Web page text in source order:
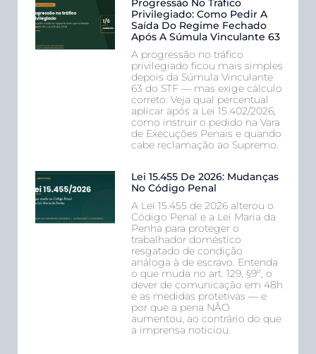
Privilegiado: Como Pedir A
Saída Do Regime Fechado
Após A Súmula Vinculante 63
A progressão no tráfico
privilegiado ficou mais simples
depois da Súmula Vinculante
63 do STF — mas exige cálculo
correto. Veja qual percentual
aplicar após a Lei 15.402/2026,
como instruir o pedido na Vara
de Execuções Penais e quando
cabe reclamação ao Supremo.
Lei 15.455 De 2026: Mudanças
No Código Penal
A Lei 15.455 de 2026 alterou o
Código Penal e a Lei Maria da
Penha para proteger o
trabalhador doméstico
resgatado de condição
análoga à de escravo. Entenda
o que muda no art. 129, §9º, o
dever de comunicação em 48h
e as medidas protetivas — e
por que a pena NÃO
aumentou, ao contrário do que
a imprensa noticiou.